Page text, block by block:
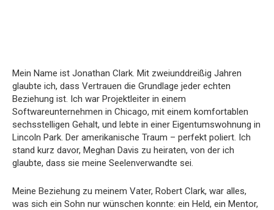
Mein Name ist Jonathan Clark. Mit zweiunddreißig Jahren
glaubte ich, dass Vertrauen die Grundlage jeder echten
Beziehung ist. Ich war Projektleiter in einem
Softwareunternehmen in Chicago, mit einem komfortablen
sechsstelligen Gehalt, und lebte in einer Eigentumswohnung in
Lincoln Park. Der amerikanische Traum – perfekt poliert. Ich
stand kurz davor, Meghan Davis zu heiraten, von der ich
glaubte, dass sie meine Seelenverwandte sei.
Meine Beziehung zu meinem Vater, Robert Clark, war alles,
was sich ein Sohn nur wünschen konnte: ein Held, ein Mentor,